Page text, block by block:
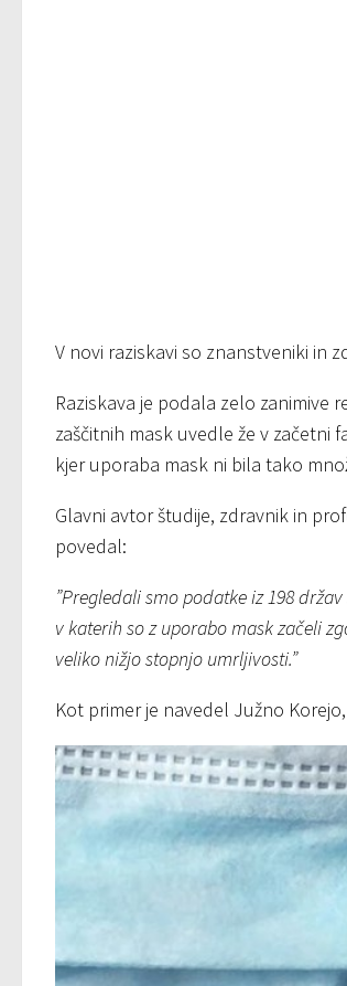
V novi raziskavi so znanstveniki in
Raziskava je podala zelo zanimive
zaščitnih mask uvedle že v
kjer uporaba mask ni bila tako
Glavni avtor študije, zdravnik in
povedal:
”Pregledali smo podatke iz 198
v katerih so z uporabo mask začeli
veliko nižjo stopnjo umrljivosti.”
Kot primer je navedel Južno